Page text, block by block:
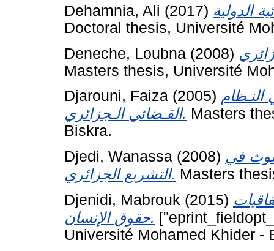
Dehamnia, Ali (2017)
Doctoral thesis, Université
Deneche, Loubna (2008)
Masters thesis, Université
Djarouni, Faiza (2005) النـظام
القـضائي الـجزائري. Masters
Biskra.
Djedi, Wanassa (2008) في
التشريع الجزائري. Masters
Djenidi, Mabrouk (2015)
حقوق الإنسان.
Université Mohamed Khider -